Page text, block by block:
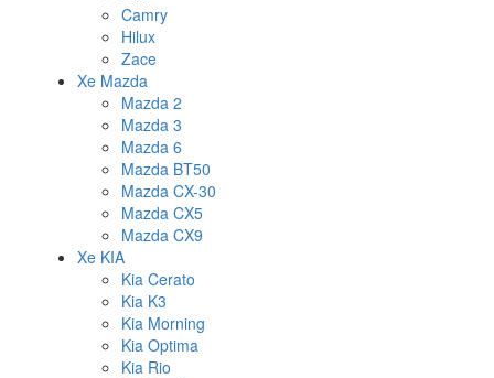
Camry
Hilux
Zace
Xe Mazda
Mazda 2
Mazda 3
Mazda 6
Mazda BT50
Mazda CX-30
Mazda CX5
Mazda CX9
Xe KIA
Kia Cerato
Kia K3
Kia Morning
Kia Optima
Kia Rio